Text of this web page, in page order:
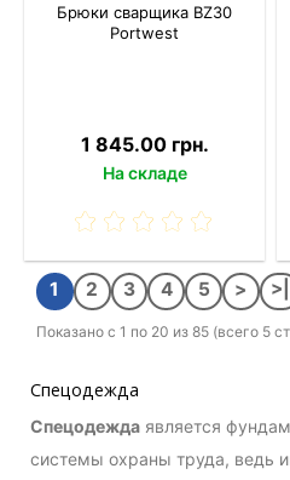
Брюки сварщика BZ30
Portwest
1 845.00 грн.
На складе
1 2 3 4 5 > >|
Показано с 1 по 20 из 85 (всего 5
Спецодежда
Спецодежда является
системы охраны труда, ведь